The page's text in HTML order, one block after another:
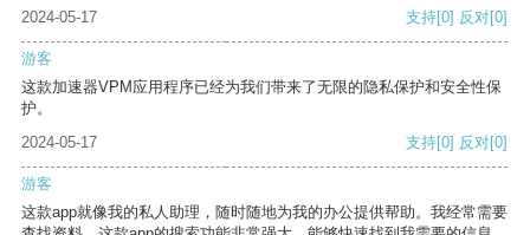
2024-05-17 支持[0] 反对[0]
游客
这款加速器VPM应用程序已经为我们带来了无限的隐私保护和安全性保
护。
2024-05-17
支持[0] 反对[0]
游客
这款app就像我的私人助理，随时随地为我的办公提供帮助。我经常需要